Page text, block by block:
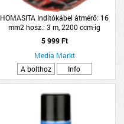
HOMASITA Indítókábel átmérő: 16
mm2 hosz.: 3 m, 2200 ccm-ig
DIN72553 GS/TÜV
5 999 Ft
Media Markt
A bolthoz
Info